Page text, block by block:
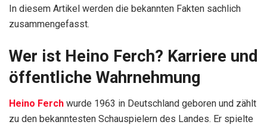
In diesem Artikel werden die bekannten Fakten sachlich
zusammengefasst.
Wer ist Heino Ferch? Karriere und
öffentliche Wahrnehmung
Heino Ferch wurde 1963 in Deutschland geboren und zählt
zu den bekanntesten Schauspielern des Landes. Er spielte